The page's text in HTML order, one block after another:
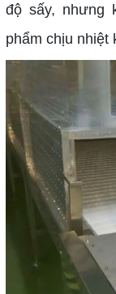
độ sấy, nhưng
phẩm chịu nhiệt